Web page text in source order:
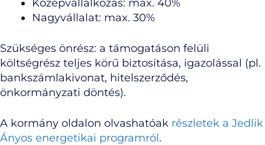
Középvállalkozás: max. 40%
Nagyvállalat: max. 30%
Szükséges önrész: a támogatáson felüli
költségrész teljes körű biztosítása, igazolással (pl.
bankszámlakivonat, hitelszerződés,
önkormányzati döntés).
A kormány oldalon olvashatóak részletek a Jedlik
Ányos energetikai programról.